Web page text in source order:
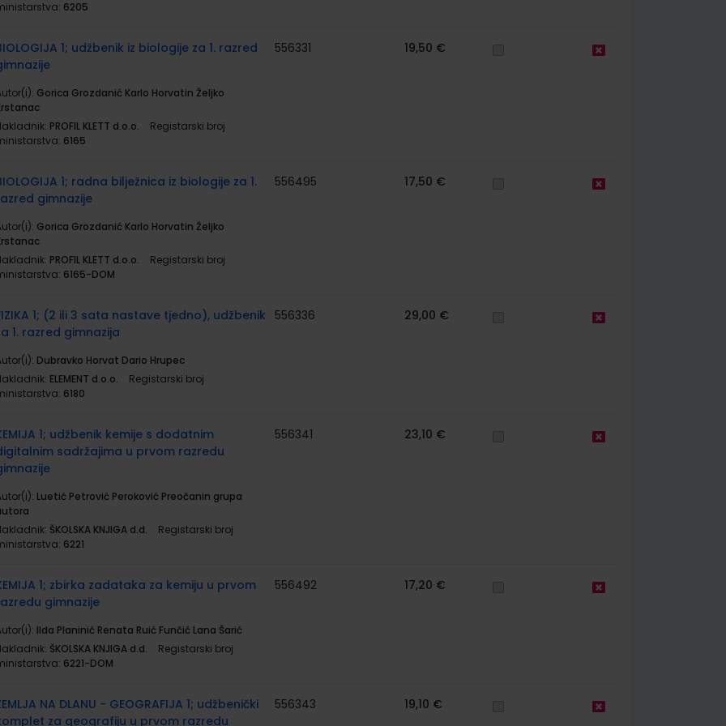
6205
1; udžbenik iz biologije za 1. razred
Gorica Grozdanić Karlo Horvatin Željko
PROFIL KLETT d.o.o.
Registarski broj
6165
556331 19,50 €
1; radna bilježnica iz biologije za 1.
gimnazije
Gorica Grozdanić Karlo Horvatin Željko
PROFIL KLETT d.o.o.
Registarski broj
6165-DOM
556495 17,50 €
1; (2 ili 3 sata nastave tjedno), udžbenik
1. razred gimnazija
Dubravko Horvat Dario Hrupec
ELEMENT d.o.o.
Registarski broj
6180
556336 29,00 €
1; udžbenik kemije s dodatnim
sadržajima u prvom razredu
Luetić Petrović Peroković Preočanin grupa
ŠKOLSKA KNJIGA d.d.
Registarski broj
6221
556341 23,10 €
1; zbirka zadataka za kemiju u prvom
gimnazije
Ilda Planinić Renata Ruić Funčić Lana Šarić
ŠKOLSKA KNJIGA d.d.
Registarski broj
6221-DOM
556492 17,20 €
NA DLANU - GEOGRAFIJA 1; udžbenički
za geografiju u prvom razredu
556343 19,10 €